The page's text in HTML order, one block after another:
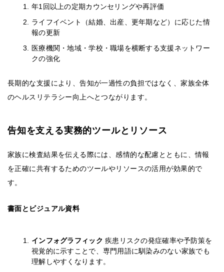
年1回以上の定期カウンセリングや再評価
ライフイベント（結婚、出産、更年期など）に応じた情
報の更新
医療機関・地域・学校・職場を横断する支援ネットワー
クの強化
長期的な支援により、告知が一過性の負担ではなく、家族全体
のヘルスリテラシー向上へとつながります。
告知を支える実務的ツールとリソース
家族に検査結果を伝える際には、感情的な配慮とともに、情報
を正確に共有するためのツールやリソースの活用が効果的で
す。
書面とビジュアル資料
インフォグラフィック疾患リスクの発症確率や予防策を
視覚的に示すことで、専門用語に馴染みのない家族でも
理解しやすくなります。